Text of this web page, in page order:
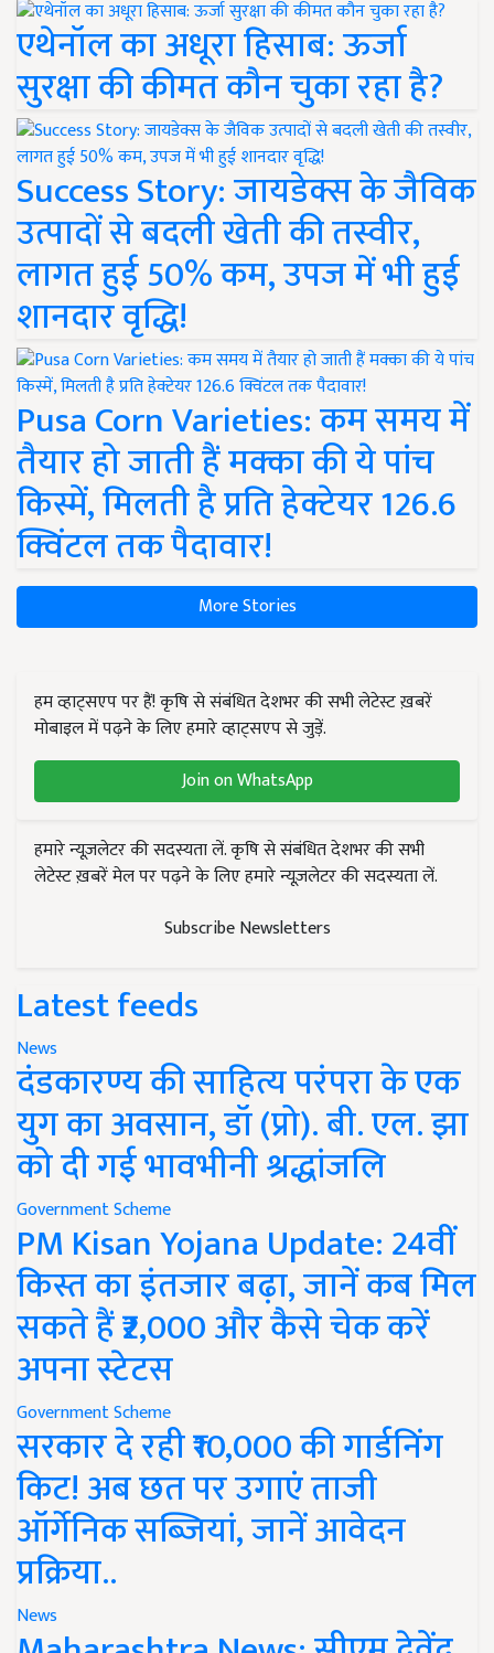
एथेनॉल का अधूरा हिसाब: ऊर्जा
सुरक्षा की कीमत कौन चुका रहा है?
Success Story: जायडेक्स के जैविक
उत्पादों से बदली खेती की तस्वीर,
लागत हुई 50% कम, उपज में भी हुई
शानदार वृद्धि!
Pusa Corn Varieties: कम समय में
तैयार हो जाती हैं मक्का की ये पांच
किस्में, मिलती है प्रति हेक्टेयर 126.6
क्विंटल तक पैदावार!
More Stories
हम व्हाट्सएप पर हैं! कृषि से संबंधित देशभर की सभी लेटेस्ट ख़बरें
मोबाइल में पढ़ने के लिए हमारे व्हाट्सएप से जुड़ें.
Join on WhatsApp
हमारे न्यूज़लेटर की सदस्यता लें. कृषि से संबंधित देशभर की सभी
लेटेस्ट ख़बरें मेल पर पढ़ने के लिए हमारे न्यूज़लेटर की सदस्यता लें.
Subscribe Newsletters
Latest feeds
News
दंडकारण्य की साहित्य परंपरा के एक
युग का अवसान, डॉ (प्रो). बी. एल. झा
को दी गई भावभीनी श्रद्धांजलि
Government Scheme
PM Kisan Yojana Update: 24वीं
किस्त का इंतजार बढ़ा, जानें कब मिल
सकते हैं ₹2,000 और कैसे चेक करें
अपना स्टेटस
Government Scheme
सरकार दे रही ₹10,000 की गार्डनिंग
किट! अब छत पर उगाएं ताजी
ऑर्गेनिक सब्जियां, जानें आवेदन
प्रक्रिया..
News